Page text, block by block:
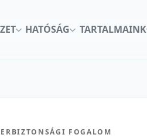
HATÓSÁG TARTALMAINK
FOGALOM